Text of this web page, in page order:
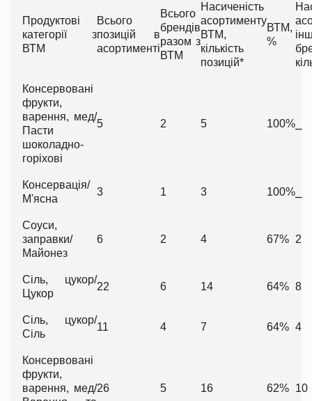
Продуктові
категорії з
ВТМ
Всього
позицій в
асортименті
Всього
брендів
разом з
ВТМ
Насиченість
асортименту
ВТМ,
кількість
позицій*
ВТМ,
%
Консервовані
фрукти,
варення, мед/
Пасти
шоколадно-
горіхові
5 2 5 100%
Консервація/
М'ясна
3 1 3 100%
Соуси,
заправки/
Майонез
6 2 4 67% 2
Сіль, цукор/
Цукор
22 6 14 64% 8
Сіль, цукор/
Сіль
11 4 7 64% 4
Консервовані
фрукти,
варення, мед/26 5 16 62% 10